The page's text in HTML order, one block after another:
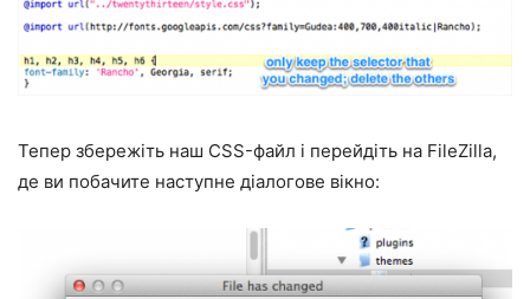
Тепер збережіть наш CSS-файл і перейдіть на FileZilla,
де ви побачите наступне діалогове вікно: